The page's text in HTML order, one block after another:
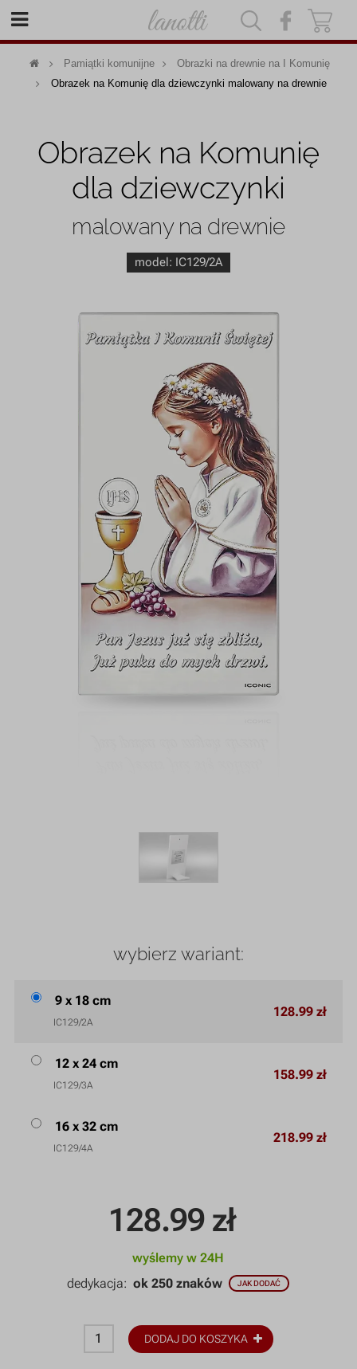
Pamiątki komunijne
Obrazki na drewnie na I Komunię
Obrazek na Komunię dla dziewczynki malowany na drewnie
Obrazek na Komunię
dla dziewczynki
malowany na drewnie
model: IC129/2A
128.99 zł
wyślemy w 24H
dedykacja:ok 250 znaków JAK DODAĆ
DODAJ DO KOSZYKA
wybierz wariant:
9 x 18 cm
IC129/2A
128.99 zł
12 x 24 cm
IC129/3A
158.99 zł
16 x 32 cm
IC129/4A
218.99 zł